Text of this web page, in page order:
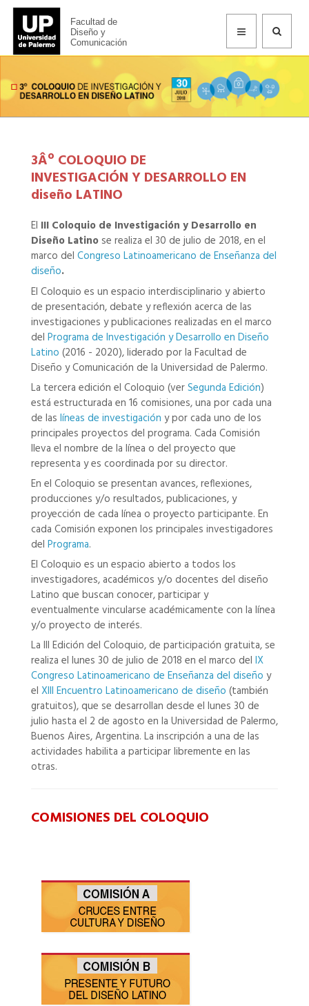
Facultad de
Diseño y
Comunicación
3Âº COLOQUIO DE
INVESTIGACIÓN Y DESARROLLO EN
diseño LATINO
El III Coloquio de Investigación y Desarrollo en
Diseño Latino se realiza el 30 de julio de 2018, en el
marco del Congreso Latinoamericano de Enseñanza del
diseño.
El Coloquio es un espacio interdisciplinario y abierto
de presentación, debate y reflexión acerca de las
investigaciones y publicaciones realizadas en el marco
del Programa de Investigación y Desarrollo en Diseño
Latino (2016 - 2020), liderado por la Facultad de
Diseño y Comunicación de la Universidad de Palermo.
La tercera edición el Coloquio (verSegunda Edición)
está estructurada en 16 comisiones, una por cada una
de las líneas de investigación y por cada uno de los
principales proyectos del programa. Cada Comisión
lleva el nombre de la línea o del proyecto que
representa y es coordinada por su director.
En el Coloquio se presentan avances, reflexiones,
producciones y/o resultados, publicaciones, y
proyección de cada línea o proyecto participante. En
cada Comisión exponen los principales investigadores
del Programa.
El Coloquio es un espacio abierto a todos los
investigadores, académicos y/o docentes del diseño
Latino que buscan conocer, participar y
eventualmente vincularse académicamente con la línea
y/o proyecto de interés.
La III Edición del Coloquio, de participación gratuita, se
realiza el lunes 30 de julio de 2018 en el marco del IX
Congreso Latinoamericano de Enseñanza del diseño y
el XIII Encuentro Latinoamericano de diseño (también
gratuitos), que se desarrollan desde el lunes 30 de
julio hasta el 2 de agosto en la Universidad de Palermo,
Buenos Aires, Argentina. La inscripción a una de las
actividades habilita a participar libremente en las
otras.
COMISIONES DEL COLOQUIO